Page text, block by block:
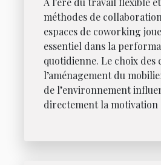
méthodes de
espaces de coworking
essentiel dans la
quotidienne. Le choix des
l’aménagement du
de l’environnement
directement la motivation